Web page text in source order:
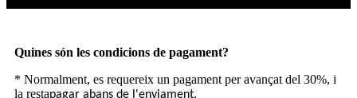
Quines són les condicions de pagament?
* Normalment, es requereix un pagament per avançat del 30%, i
la restapagar abans de l'enviament.